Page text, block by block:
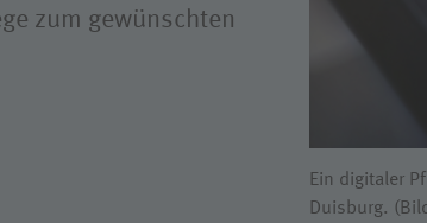
Ein digitaler
Duisburg.
zum gewünschten